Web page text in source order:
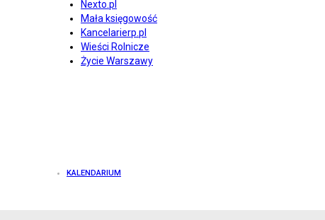
Nexto.pl
Mała księgowość
Kancelarierp.pl
Wieści Rolnicze
Życie Warszawy
KALENDARIUM